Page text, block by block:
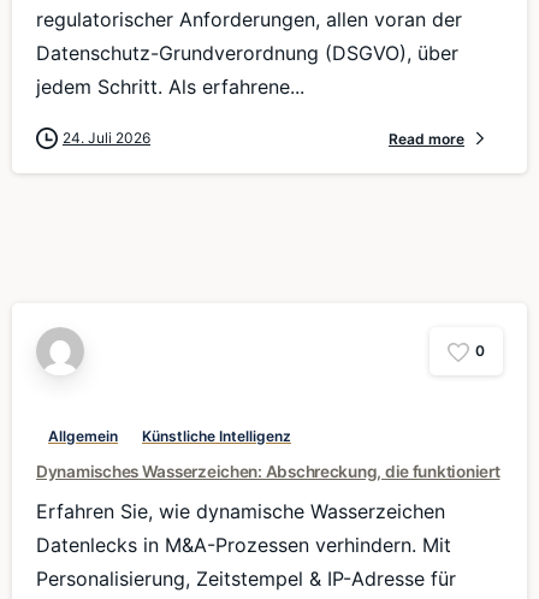
regulatorischer Anforderungen, allen voran der
Datenschutz-Grundverordnung (DSGVO), über
jedem Schritt. Als erfahrene...
24. Juli 2026 Read more
0
Allgemein Künstliche Intelligenz
Dynamisches Wasserzeichen: Abschreckung, die funktioniert
Erfahren Sie, wie dynamische Wasserzeichen
Datenlecks in M&A-Prozessen verhindern. Mit
Personalisierung, Zeitstempel & IP-Adresse für